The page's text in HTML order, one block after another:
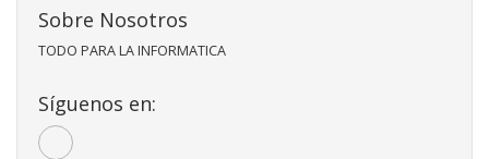
Sobre Nosotros
TODO PARA LA INFORMATICA
Síguenos en: